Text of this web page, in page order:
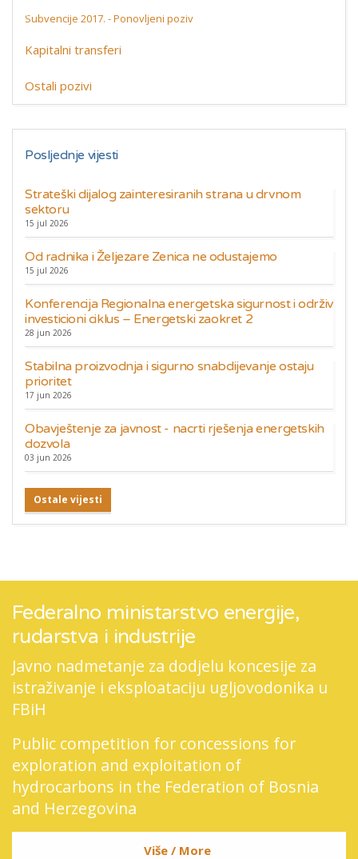
Subvencije 2017. - Ponovljeni poziv
Kapitalni transferi
Ostali pozivi
Posljednje vijesti
Strateški dijalog zainteresiranih strana u drvnom
sektoru
15 jul 2026
Od radnika i Željezare Zenica ne odustajemo
15 jul 2026
Konferencija Regionalna energetska sigurnost i održiv
investicioni ciklus – Energetski zaokret 2
28 jun 2026
Stabilna proizvodnja i sigurno snabdijevanje ostaju
prioritet
17 jun 2026
Obavještenje za javnost - nacrti rješenja energetskih
dozvola
03 jun 2026
Ostale vijesti
Federalno ministarstvo energije,
rudarstva i industrije
Javno nadmetanje za dodjelu koncesije za
istraživanje i eksploataciju ugljovodonika u
FBiH
Public competition for concessions for
exploration and exploitation of
hydrocarbons in the Federation of Bosnia
and Herzegovina
Više / More